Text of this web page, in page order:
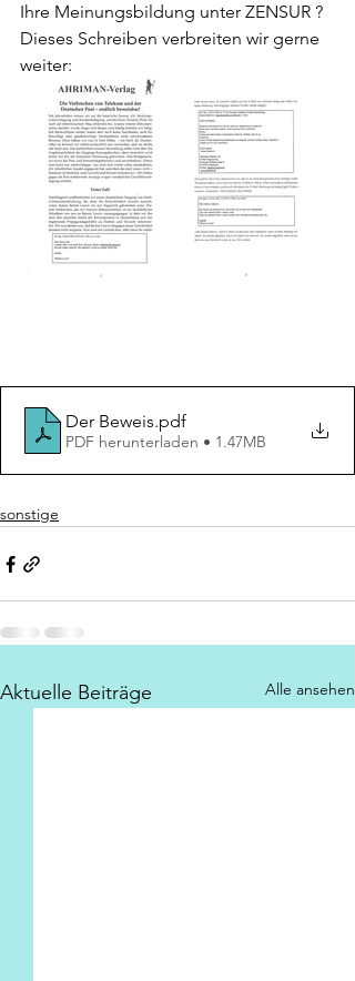
Ihre Meinungsbildung unter ZENSUR ?
Dieses Schreiben verbreiten wir gerne
weiter:
Der Beweis.pdf
PDF herunterladen • 1.47MB
sonstige
Aktuelle Beiträge Alle ansehen